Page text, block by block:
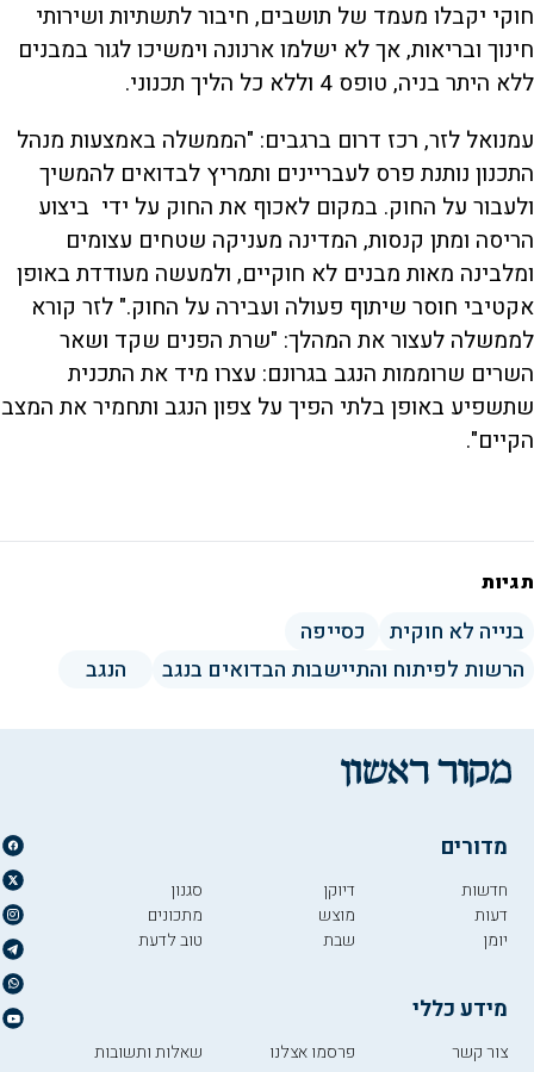
חוקי יקבלו מעמד של תושבים, חיבור לתשתיות ושירותי
חינוך ובריאות, אך לא ישלמו ארנונה וימשיכו לגור במבנים
ללא היתר בניה, טופס 4 וללא כל הליך תכנוני.
עמנואל לזר, רכז דרום ברגבים: "הממשלה באמצעות מנהל
התכנון נותנת פרס לעבריינים ותמריץ לבדואים להמשיך
ולעבור על החוק. במקום לאכוף את החוק על ידי ביצוע
הריסה ומתן קנסות, המדינה מעניקה שטחים עצומים
ומלבינה מאות מבנים לא חוקיים, ולמעשה מעודדת באופן
אקטיבי חוסר שיתוף פעולה ועבירה על החוק." לזר קורא
לממשלה לעצור את המהלך: "שרת הפנים שקד ושאר
השרים שרוממות הנגב בגרונם: עצרו מיד את התכנית
שתשפיע באופן בלתי הפיך על צפון הנגב ותחמיר את המצב
הקיים".
תגיות
בנייה לא חוקית
כסייפה
הרשות לפיתוח והתיישבות הבדואים בנגב
הנגב
מדורים
חדשות
דעות
יומן
דיוקן
מוצש
שבת
סגנון
מתכונים
טוב לדעת
מידע כללי
צור קשר
פרסמו אצלנו
שאלות ותשובות